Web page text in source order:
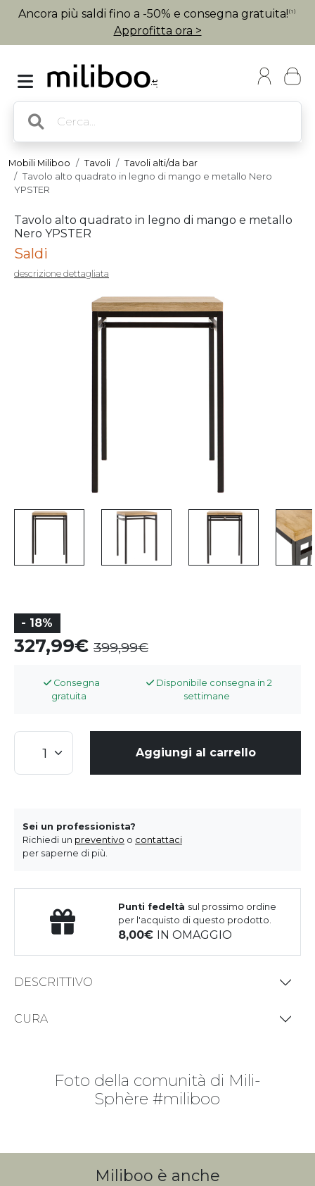
Ancora più saldi fino a -50% e consegna gratuita! (1)
Approfitta ora >
Mobili Miliboo Tavoli
Tavoli alti/da bar
Tavolo alto quadrato in legno di mango e metallo Nero
YPSTER
Tavolo alto quadrato in legno di mango e metallo
Nero YPSTER
Saldi
descrizione dettagliata
- 18%
327,99 399,99
Consegna
gratuita
Disponibile consegna in 2
settimane
Aggiungi al carrello
Sei un professionista?
Richiedi un preventivo o contattaci
per saperne di più.
Punti fedeltà sul prossimo ordine
per l'acquisto di questo prodotto.
8,00 IN OMAGGIO
DESCRITTIVO
CURA
Foto della comunità di Mili-
Sphère #miliboo
Miliboo è anche